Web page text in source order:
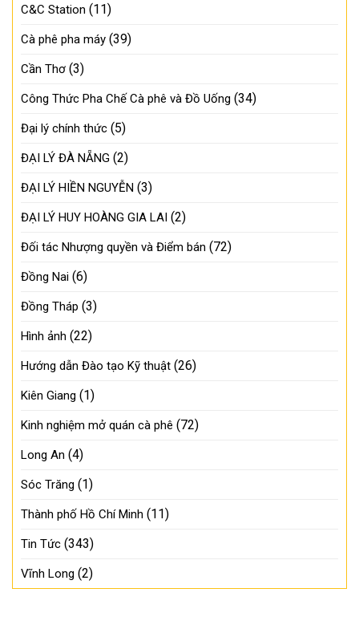
C&C Station (11)
Cà phê pha máy (39)
Cần Thơ (3)
Công Thức Pha Chế Cà phê và Đồ Uống (34)
Đại lý chính thức (5)
ĐẠI LÝ ĐÀ NẴNG (2)
ĐẠI LÝ HIỀN NGUYỄN (3)
ĐẠI LÝ HUY HOÀNG GIA LAI (2)
Đối tác Nhượng quyền và Điểm bán (72)
Đồng Nai (6)
Đồng Tháp (3)
Hình ảnh (22)
Hướng dẫn Đào tạo Kỹ thuật (26)
Kiên Giang (1)
Kinh nghiệm mở quán cà phê (72)
Long An (4)
Sóc Trăng (1)
Thành phố Hồ Chí Minh (11)
Tin Tức (343)
Vĩnh Long (2)